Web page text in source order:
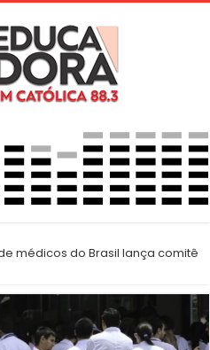
médicos do Brasil lança comitê